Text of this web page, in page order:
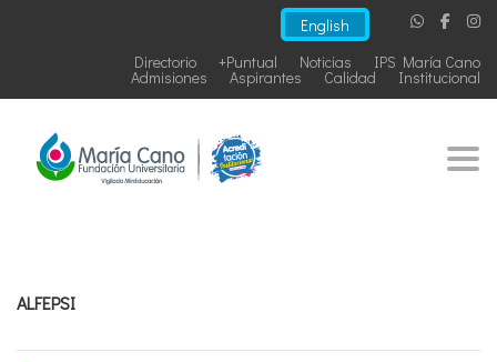
English
IPS María Cano
Noticias
+Puntual
Directorio
Institucional
Calidad
Aspirantes
Admisiones
ALFEPSI